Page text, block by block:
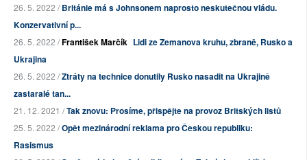
26. 5. 2022 /Británie má s Johnsonem naprosto neskutečnou vládu.
Konzervativní p...
26. 5. 2022 /František Marčík Lidi ze Zemanova kruhu, zbraně, Rusko a
Ukrajina
26. 5. 2022 /Ztráty na technice donutily Rusko nasadit na Ukrajině
zastaralé tan...
21. 12. 2021 /Tak znovu: Prosíme, přispějte na provoz Britských listů
25. 5. 2022 /Opět mezinárodní reklama pro Českou republiku:
Rasismus